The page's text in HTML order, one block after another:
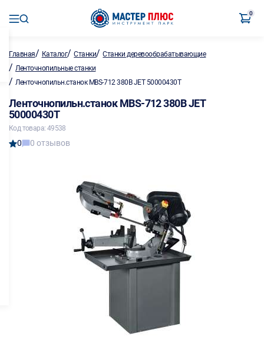
0
Главная/ Каталог/Станки/Станки деревообрабатывающие
/ Ленточнопильные станки
/ Ленточнопильн.станок MBS-712 380В JET 50000430T
Ленточнопильн.станок MBS-712 380В JET
50000430T
Код товара: 49538
0 0 отзывов